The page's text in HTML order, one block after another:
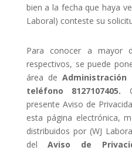
bien a la fecha que haya
Laboral) conteste su
Para conocer a mayor
respectivos, se puede
área deAdministración
teléfono 8127107405.
presente Aviso de
esta página electrónica,
distribuidos por (WJ
delAviso de